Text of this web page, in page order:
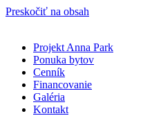
Preskočiť na obsah
Projekt Anna Park
Ponuka bytov
Cenník
Financovanie
Galéria
Kontakt